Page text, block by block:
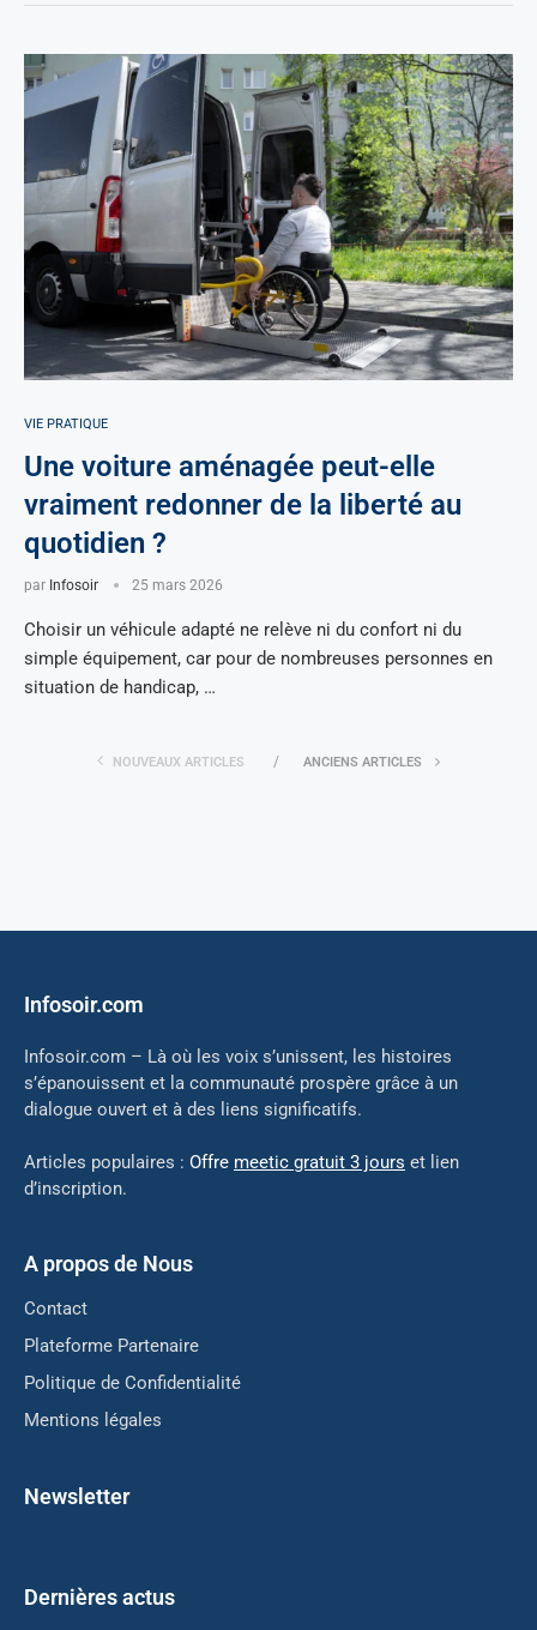
VIE PRATIQUE
Une voiture aménagée peut-elle
vraiment redonner de la liberté au
quotidien ?
par Infosoir 25 mars 2026
Choisir un véhicule adapté ne relève ni du confort ni du
simple équipement, car pour de nombreuses personnes en
situation de handicap, …
NOUVEAUX ARTICLES ANCIENS ARTICLES
Infosoir.com
Infosoir.com – Là où les voix s’unissent, les histoires
s’épanouissent et la communauté prospère grâce à un
dialogue ouvert et à des liens significatifs.
Articles populaires : Offre meetic gratuit 3 jours et lien
d’inscription.
A propos de Nous
Contact
Plateforme Partenaire
Politique de Confidentialité
Mentions légales
Newsletter
Dernières actus